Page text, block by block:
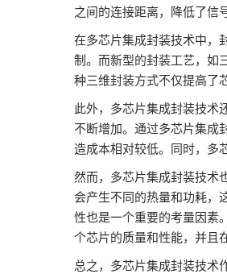
智慧会刊
之间的连接距离，降低了信
在多芯片集成封装技术中，
制。而新型的封装工艺，如
种三维封装方式不仅提高了
此外，多芯片集成封装技术
不断增加。通过多芯片集成
造成本相对较低。同时，多
然而，多芯片集成封装技术
会产生不同的热量和功耗，
性也是一个重要的考量因素
个芯片的质量和性能，并且
总之，多芯片集成封装技术